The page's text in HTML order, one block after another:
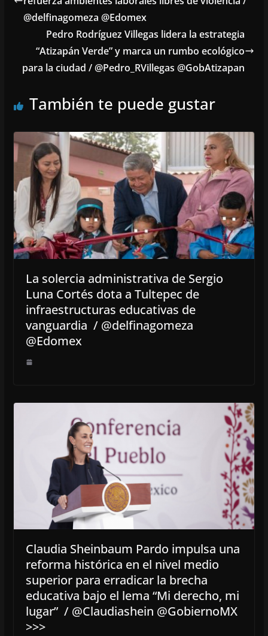
@delfinagomeza @Edomex
Pedro Rodríguez Villegas lidera la estrategia
“Atizapán Verde” y marca un rumbo ecológico
para la ciudad / @Pedro_RVillegas @GobAtizapan
También te puede gustar
La solercia administrativa de Sergio
Luna Cortés dota a Tultepec de
infraestructuras educativas de
vanguardia / @delfinagomeza
@Edomex
Claudia Sheinbaum Pardo impulsa una
reforma histórica en el nivel medio
superior para erradicar la brecha
educativa bajo el lema “Mi derecho, mi
lugar” / @Claudiashein @GobiernoMX
>>>